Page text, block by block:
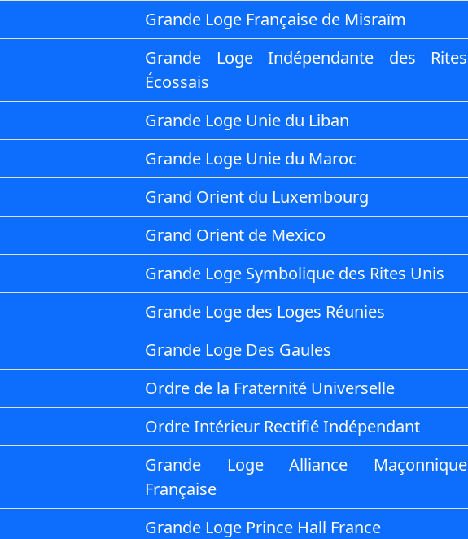
Grande Loge Française de Misraïm
Grande Loge Indépendante des Rites
Écossais
Grande Loge Unie du Liban
Grande Loge Unie du Maroc
Grand Orient du Luxembourg
Grand Orient de Mexico
Grande Loge Symbolique des Rites Unis
Grande Loge des Loges Réunies
Grande Loge Des Gaules
Ordre de la Fraternité Universelle
Ordre Intérieur Rectifié Indépendant
Grande Loge Alliance Maçonnique
Française
Grande Loge Prince Hall France